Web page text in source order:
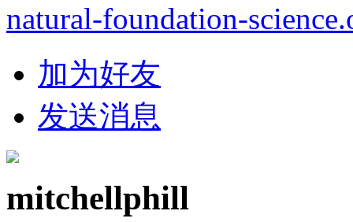
natural-foundation-
加为好友
发送消息
mitchellphill